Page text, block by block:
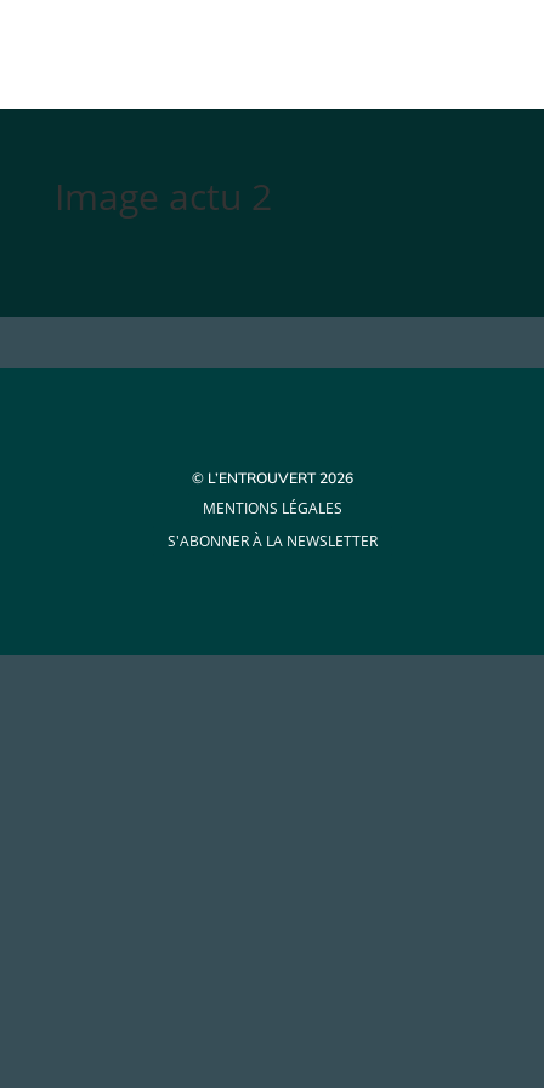
Image actu 2
© L’ENTROUVERT 2026
MENTIONS LÉGALES
S'ABONNER À LA NEWSLETTER